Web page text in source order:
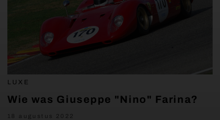
LUXE
Wie was Giuseppe "Nino" Farina?
18 augustus 2022